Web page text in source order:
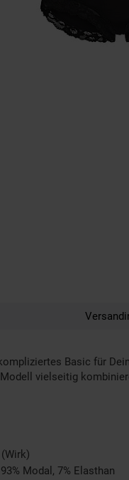
Basic für
vielseitig
Modal, 7% Elasthan